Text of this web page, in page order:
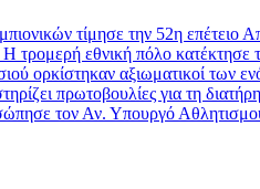
τίμησε την 52η επέτειο
εθνική πόλο κατέκτησε
ορκίστηκαν αξιωματικοί των
πρωτοβουλίες για τη
τον Αν. Υπουργό